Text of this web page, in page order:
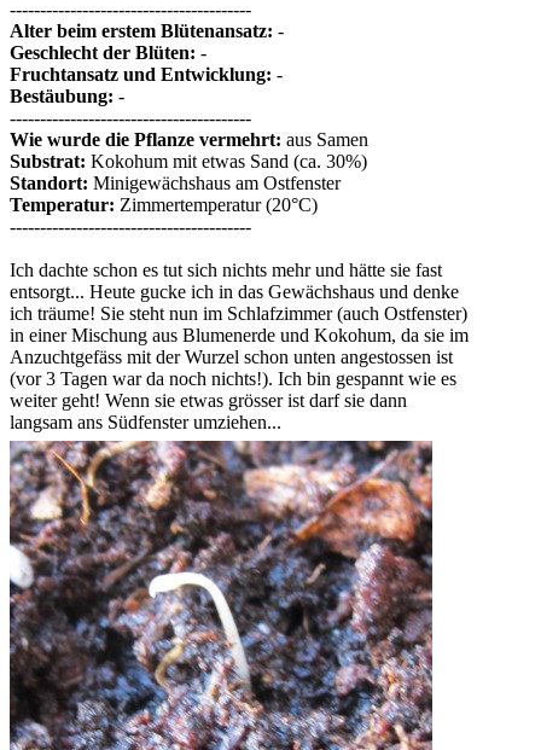
----------------------------------------
Alter beim erstem Blütenansatz: -
Geschlecht der Blüten: -
Fruchtansatz und Entwicklung: -
Bestäubung: -
----------------------------------------
Wie wurde die Pflanze vermehrt: aus Samen
Substrat: Kokohum mit etwas Sand (ca. 30%)
Standort: Minigewächshaus am Ostfenster
Temperatur: Zimmertemperatur (20°C)
----------------------------------------
Ich dachte schon es tut sich nichts mehr und hätte sie fast
entsorgt... Heute gucke ich in das Gewächshaus und denke
ich träume! Sie steht nun im Schlafzimmer (auch Ostfenster)
in einer Mischung aus Blumenerde und Kokohum, da sie im
Anzuchtgefäss mit der Wurzel schon unten angestossen ist
(vor 3 Tagen war da noch nichts!). Ich bin gespannt wie es
weiter geht! Wenn sie etwas grösser ist darf sie dann
langsam ans Südfenster umziehen...